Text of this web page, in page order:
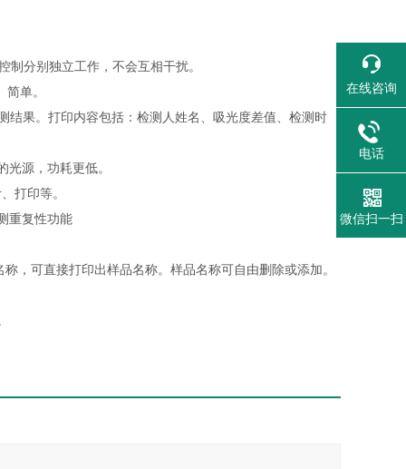
分别独立工作，不会互相干扰。
单。
果。打印内容包括：检测人姓名、吸光度差值、检测时
源，功耗更低。
打印等。
重复性功能
，可直接打印出样品名称。样品名称可自由删除或添加。
在线咨询
电话
微信扫一扫